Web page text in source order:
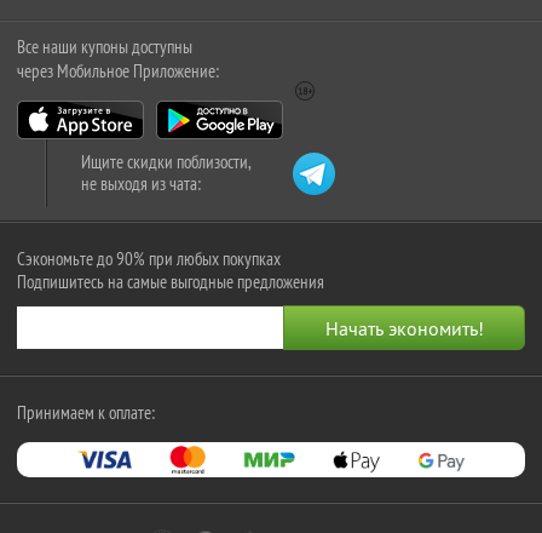
Все наши купоны доступны
через Мобильное Приложение:
Ищите скидки поблизости,
не выходя из чата:
Сэкономьте до 90% при любых покупках
Подпишитесь на самые выгодные предложения
Принимаем к оплате: